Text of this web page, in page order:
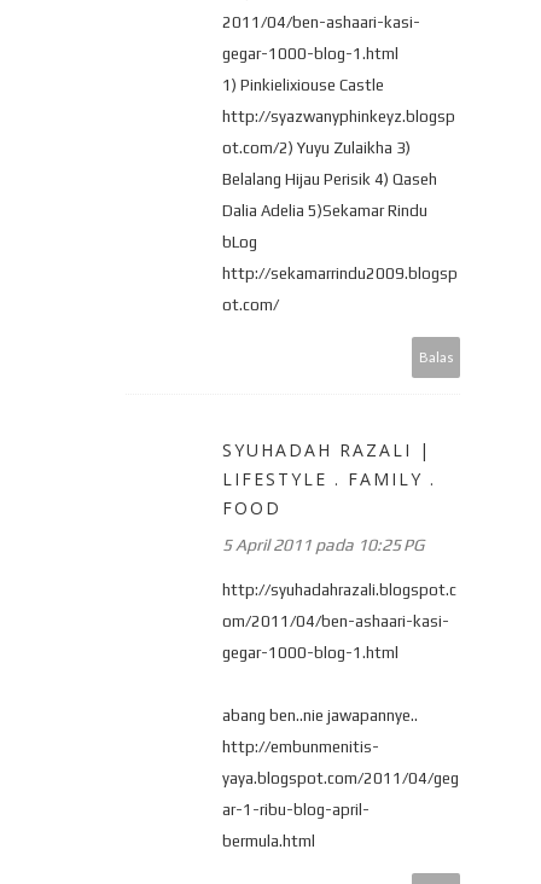
2011/04/ben-ashaari-kasi-
gegar-1000-blog-1.html
1) Pinkielixiouse Castle
http://syazwanyphinkeyz.blogsp
ot.com/2) Yuyu Zulaikha 3)
Belalang Hijau Perisik 4) Qaseh
Dalia Adelia 5)Sekamar Rindu
bLog
http://sekamarrindu2009.blogsp
ot.com/
Balas
SYUHADAH RAZALI |
LIFESTYLE . FAMILY .
FOOD
5 April 2011 pada 10:25 PG
http://syuhadahrazali.blogspot.c
om/2011/04/ben-ashaari-kasi-
gegar-1000-blog-1.html
abang ben..nie jawapannye..
http://embunmenitis-
yaya.blogspot.com/2011/04/geg
ar-1-ribu-blog-april-
bermula.html